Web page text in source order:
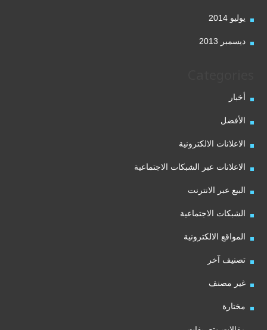
يوليو 2014
ديسمبر 2013
أخبار
الأفضل
الاعلانات الالكترونية
الاعلانات عبر الشبكات الاجتماعية
البيع عبر الانترنت
الشبكات الاجتماعية
المواقع الالكترونية
تصنيف آخر
غير مصنف
مختارة